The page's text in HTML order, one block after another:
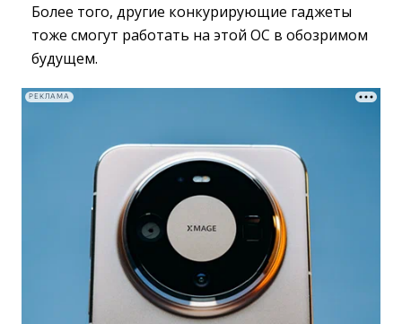
Более того, другие конкурирующие гаджеты
тоже смогут работать на этой ОС в обозримом
будущем.
РЕКЛАМА